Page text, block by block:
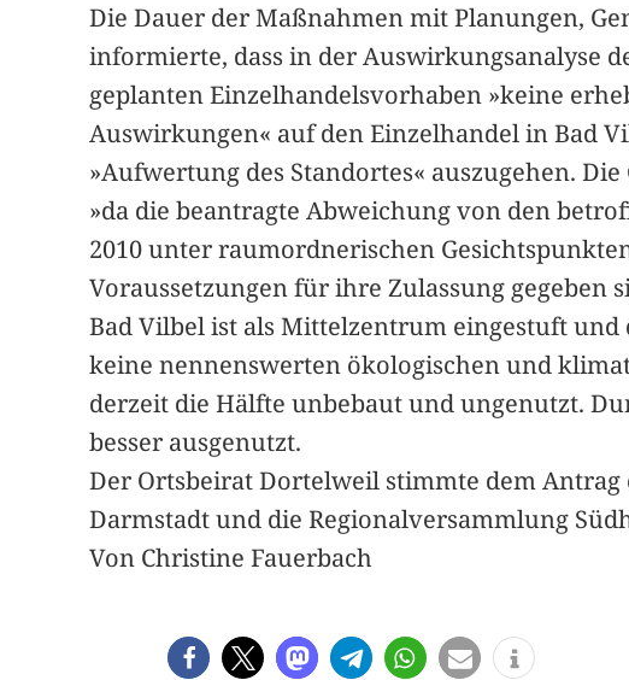
Die Dauer der Maßnahmen mit Planungen,
informierte, dass in der Auswirkungsanalyse
geplanten Einzelhandelsvorhaben »keine
Auswirkungen« auf den Einzelhandel in Bad
»Aufwertung des Standortes« auszugehen.
»da die beantragte Abweichung von den
2010 unter raumordnerischen
Voraussetzungen für ihre Zulassung gegeben
Bad Vilbel ist als Mittelzentrum eingestuft
keine nennenswerten ökologischen und
derzeit die Hälfte unbebaut und ungenutzt.
besser ausgenutzt.
Der Ortsbeirat Dortelweil stimmte dem
Darmstadt und die Regionalversammlung
Von Christine Fauerbach